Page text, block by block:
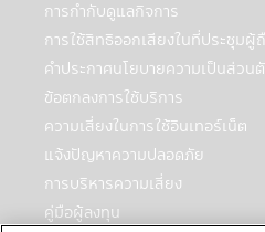
กลุ่มของบริษัทจัดการ ใน
เช่นนั้นเพื่อให้สอดคล้องกั
หรือในกรณีที่บริษัทฯเชื่อโ
เปิดเผยข้อมูลส่วนบุคคลมี
เหมาะสมเพื่อป้องกันอันต
การสูญเสียทางการเงิน ห
กิจกรรมที่ต้องสงสัยว่าผิ
• เพื่อปกป้องผลประโย
• เพื่อปกป้องทรัพย์สิน
การกำกับดูแลกิจการ
การใช้สิทธิออกเสียงในที่ประชุมผู้
คำประกาศนโยบายความเป็นส่วน
ข้อตกลงการใช้บริการ
ความเสี่ยงในการใช้อินเทอร์เน็ต
แจ้งปัญหาความปลอดภัย
การบริหารความเสี่ยง
คู่มือผู้ลงทุน